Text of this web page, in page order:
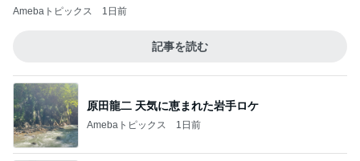
Amebaトピックス 1日前
記事を読む
原田龍二 天気に恵まれた岩手ロケ
Amebaトピックス 1日前